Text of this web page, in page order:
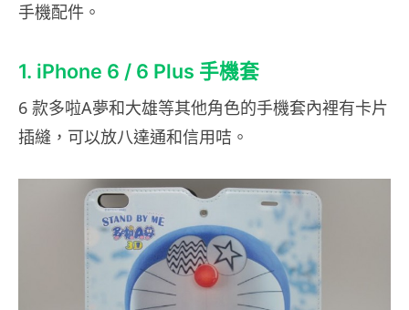
手機配件。
1. iPhone 6 / 6 Plus 手機套
6 款多啦A夢和大雄等其他角色的手機套內裡有卡片
插縫，可以放八達通和信用咭。